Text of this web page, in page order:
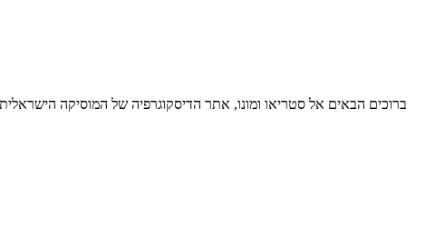
ברוכים הבאים אל סטריאו ומונו, אתר הדיסקוגרפיה של המוסיקה